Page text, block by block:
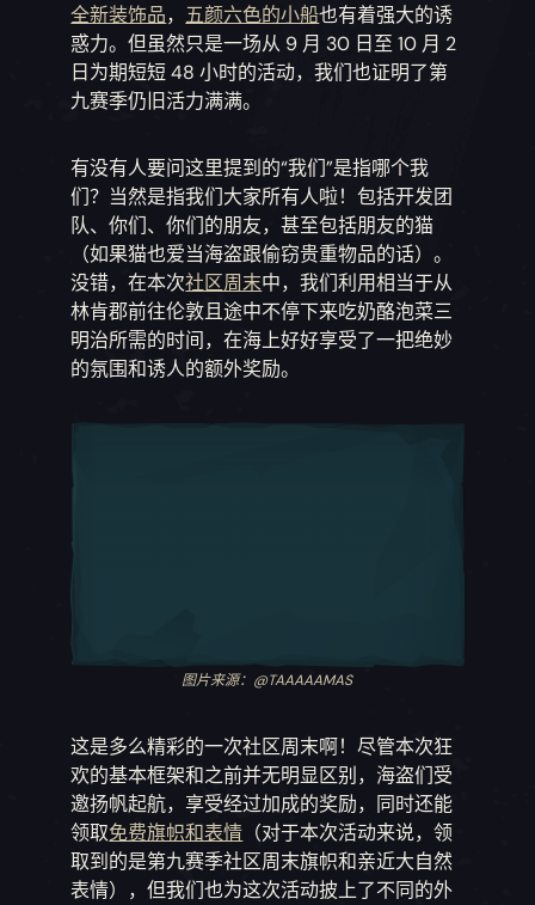
全新装饰品， 五颜六色的小船也有着强大的诱
惑力。但虽然只是一场从 9 月 30 日至 10 月 2
日为期短短 48 小时的活动，我们也证明了第
九赛季仍旧活力满满。
有没有人要问这里提到的“我们”是指哪个我
们？当然是指我们大家所有人啦！包括开发团
队、你们、你们的朋友，甚至包括朋友的猫
（如果猫也爱当海盗跟偷窃贵重物品的话）。
没错，在本次社区周末中，我们利用相当于从
林肯郡前往伦敦且途中不停下来吃奶酪泡菜三
明治所需的时间，在海上好好享受了一把绝妙
的氛围和诱人的额外奖励。
图片来源：@TAAAAAMAS
这是多么精彩的一次社区周末啊！尽管本次狂
欢的基本框架和之前并无明显区别，海盗们受
邀扬帆起航，享受经过加成的奖励，同时还能
领取免费旗帜和表情 （对于本次活动来说，领
取到的是第九赛季社区周末旗帜和亲近大自然
表情），但我们也为这次活动披上了不同的外